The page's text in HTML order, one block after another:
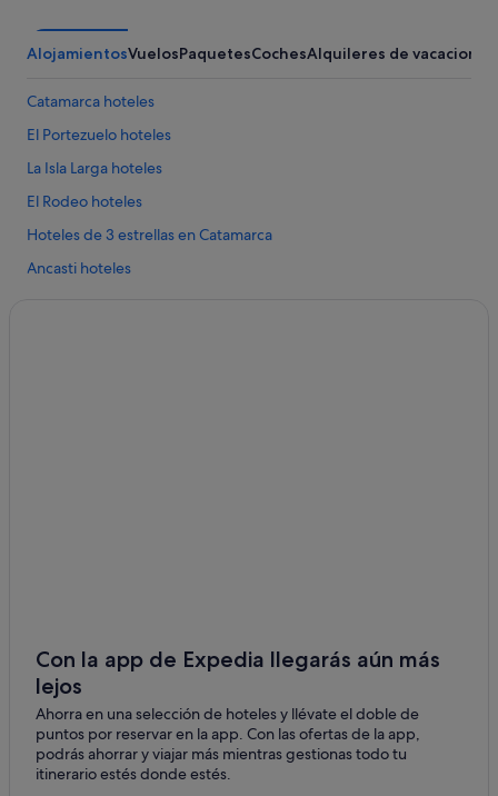
AlojamientosVuelosPaquetesCochesAlquileres de vacaciones
Catamarca hoteles
El Portezuelo hoteles
La Isla Larga hoteles
El Rodeo hoteles
Hoteles de 3 estrellas en Catamarca
Ancasti hoteles
Con la app de Expedia llegarás aún más
lejos
Ahorra en una selección de hoteles y llévate el doble de
puntos por reservar en la app. Con las ofertas de la app,
podrás ahorrar y viajar más mientras gestionas todo tu
itinerario estés donde estés.